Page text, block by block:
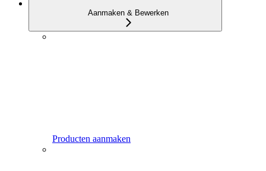
Aanmaken & Bewerken
Producten aanmaken